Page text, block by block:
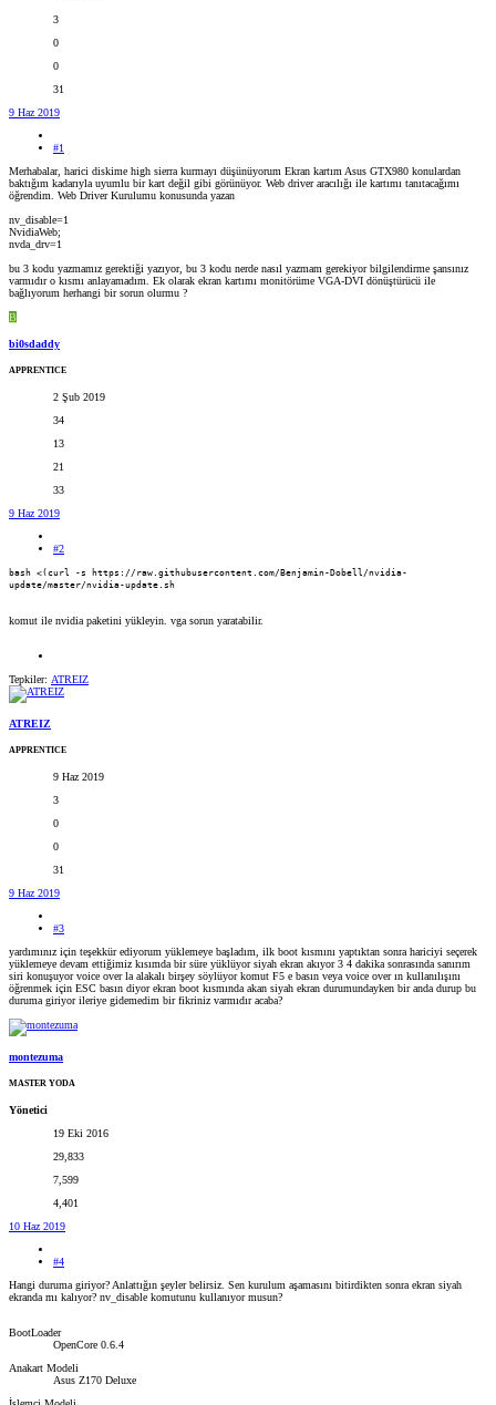
3
0
0
31
9 Haz 2019
#1
Merhabalar, harici diskime high sierra kurmayı düşünüyorum Ekran kartım Asus GTX980 konulardan
baktığım kadarıyla uyumlu bir kart değil gibi görünüyor. Web driver aracılığı ile kartımı tanıtacağımı
öğrendim. Web Driver Kurulumu konusunda yazan
nv_disable=1
NvidiaWeb;
nvda_drv=1
bu 3 kodu yazmamız gerektiği yazıyor, bu 3 kodu nerde nasıl yazmam gerekiyor bilgilendirme şansınız
varmıdır o kısmı anlayamadım. Ek olarak ekran kartımı monitörüme VGA-DVI dönüştürücü ile
bağlıyorum herhangi bir sorun olurmu ?
B
bi0sdaddy
APPRENTICE
2 Şub 2019
34
13
21
33
9 Haz 2019
#2
bash <(curl -s https://raw.githubusercontent.com/Benjamin-Dobell/nvidia-
update/master/nvidia-update.sh
komut ile nvidia paketini yükleyin. vga sorun yaratabilir.
Tepkiler: ATREIZ
ATREIZ
APPRENTICE
9 Haz 2019
3
0
0
31
9 Haz 2019
#3
yardımınız için teşekkür ediyorum yüklemeye başladım, ilk boot kısmını yaptıktan sonra hariciyi seçerek
yüklemeye devam ettiğimiz kısımda bir süre yüklüyor siyah ekran akıyor 3 4 dakika sonrasında sanırım
siri konuşuyor voice over la alakalı birşey söylüyor komut F5 e basın veya voice over ın kullanılışını
öğrenmek için ESC basın diyor ekran boot kısmında akan siyah ekran durumundayken bir anda durup bu
duruma giriyor ileriye gidemedim bir fikriniz varmıdır acaba?
montezuma
MASTER YODA
Yönetici
19 Eki 2016
29,833
7,599
4,401
10 Haz 2019
#4
Hangi duruma giriyor? Anlattığın şeyler belirsiz. Sen kurulum aşamasını bitirdikten sonra ekran siyah
ekranda mı kalıyor? nv_disable komutunu kullanıyor musun?
BootLoader
OpenCore 0.6.4
Anakart Modeli
Asus Z170 Deluxe